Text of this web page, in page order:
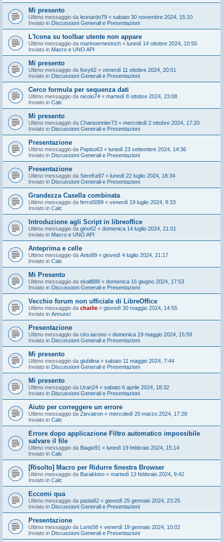
Mi presento
Ultimo messaggio da leonardo79 « sabato 30 novembre 2024, 15:10
Inviato in Discussioni Generali e Presentazioni
L'Icona su toolbar utente non appare
Ultimo messaggio da marinoernestoch « lunedì 14 ottobre 2024, 10:55
Inviato in Macro e UNO API
Mi presento
Ultimo messaggio da foxy62 « venerdì 11 ottobre 2024, 20:51
Inviato in Discussioni Generali e Presentazioni
Cerco formula per sequenza dati
Ultimo messaggio da nicolo74 « martedì 8 ottobre 2024, 23:08
Inviato in Calc
Mi presento
Ultimo messaggio da Chansonnier73 « mercoledì 2 ottobre 2024, 17:20
Inviato in Discussioni Generali e Presentazioni
Presentazione
Ultimo messaggio da Papiso63 « lunedì 23 settembre 2024, 14:36
Inviato in Discussioni Generali e Presentazioni
Presentazione
Ultimo messaggio da Serefra97 « lunedì 22 luglio 2024, 18:34
Inviato in Discussioni Generali e Presentazioni
Grandezza Casella combinata
Ultimo messaggio da ferro0099 « venerdì 19 luglio 2024, 8:33
Inviato in Calc
Introduzione agli Script in libreoffice
Ultimo messaggio da gino62 « domenica 14 luglio 2024, 21:01
Inviato in Macro e UNO API
Anteprima e celle
Ultimo messaggio da Anto89 « giovedì 4 luglio 2024, 21:17
Inviato in Calc
Mi Presento
Ultimo messaggio da skall888 « domenica 16 giugno 2024, 17:53
Inviato in Discussioni Generali e Presentazioni
Vecchio forum non ufficiale di LibreOffice
Ultimo messaggio da charlie « giovedì 30 maggio 2024, 14:55
Inviato in Annunci
Presentazione
Ultimo messaggio da ciro.iacono « domenica 19 maggio 2024, 15:59
Inviato in Discussioni Generali e Presentazioni
Mi presento
Ultimo messaggio da giubilina « sabato 11 maggio 2024, 7:44
Inviato in Discussioni Generali e Presentazioni
Mi presento
Ultimo messaggio da Uran24 « sabato 6 aprile 2024, 18:32
Inviato in Discussioni Generali e Presentazioni
Aiuto per correggere un errore
Ultimo messaggio da Zievatron « mercoledì 20 marzo 2024, 17:28
Inviato in Calc
Errore dopo applicazione Filtro automatico impossibile
salvare il file
Ultimo messaggio da Biagio91 « lunedì 19 febbraio 2024, 15:14
Inviato in Calc
[Risolto] Macro per Ridurre finestra Browser
Ultimo messaggio da Barakkino « martedì 13 febbraio 2024, 9:42
Inviato in Calc
Eccomi qua
Ultimo messaggio da paola82 « giovedì 25 gennaio 2024, 23:25
Inviato in Discussioni Generali e Presentazioni
Presentazione
Ultimo messaggio da Loris58 « venerdì 19 gennaio 2024, 10:02
Inviato in Discussioni Generali e Presentazioni